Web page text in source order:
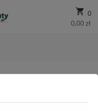
0
0,00 zł